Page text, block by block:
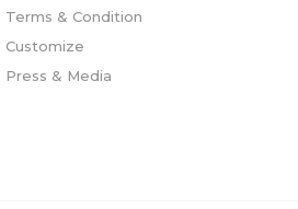
Terms & Condition
Customize
Press & Media